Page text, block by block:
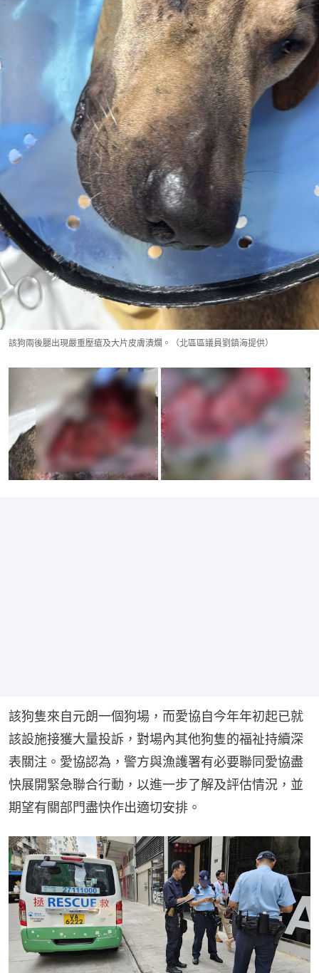
該狗兩後腿出現嚴重壓瘡及大片皮膚潰爛。（北區區議員劉鎮海提供）
該狗隻來自元朗一個狗場，而愛協自今年年初起已就
該設施接獲大量投訴，對場內其他狗隻的福祉持續深
表關注。愛協認為，警方與漁護署有必要聯同愛協盡
快展開緊急聯合行動，以進一步了解及評估情況，並
期望有關部門盡快作出適切安排。